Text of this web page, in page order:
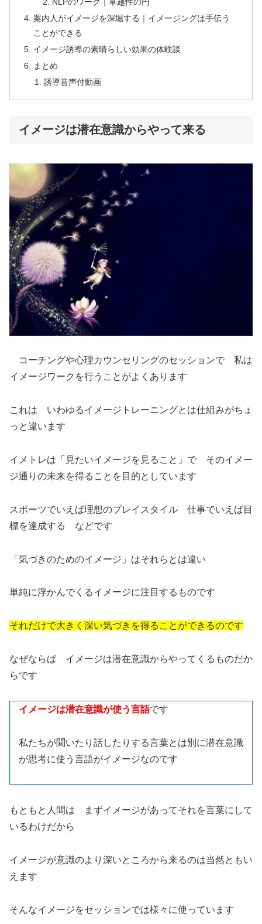
NLPのワーク｜卓越性の円
案内人がイメージを深堀する｜イメージングは手伝う
ことができる
イメージ誘導の素晴らしい効果の体験談
まとめ
誘導音声付動画
イメージは潜在意識からやって来る
コーチングや心理カウンセリングのセッションで 私は
イメージワークを行うことがよくあります
これは いわゆるイメージトレーニングとは仕組みがちょ
っと違います
イメトレは「見たいイメージを見ること」で そのイメー
ジ通りの未来を得ることを目的としています
スポーツでいえば理想のプレイスタイル 仕事でいえば目
標を達成する などです
「気づきのためのイメージ」はそれらとは違い
単純に浮かんでくるイメージに注目するものです
それだけで大きく深い気づきを得ることができるのです
なぜならば イメージは潜在意識からやってくるものだか
らです
イメージは潜在意識が使う言語です
私たちが聞いたり話したりする言葉とは別に潜在意識
が思考に使う言語がイメージなのです
もともと人間は まずイメージがあってそれを言葉にして
いるわけだから
イメージが意識のより深いところから来るのは当然ともい
えます
そんなイメージをセッションでは様々に使っています